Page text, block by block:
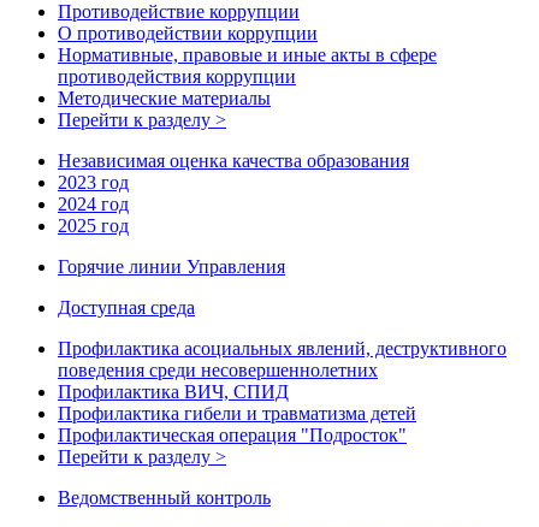
Противодействие коррупции
О противодействии коррупции
Нормативные, правовые и иные акты в сфере
противодействия коррупции
Методические материалы
Перейти к разделу >
Независимая оценка качества образования
2023 год
2024 год
2025 год
Горячие линии Управления
Доступная среда
Профилактика асоциальных явлений, деструктивного
поведения среди несовершеннолетних
Профилактика ВИЧ, СПИД
Профилактика гибели и травматизма детей
Профилактическая операция "Подросток"
Перейти к разделу >
Ведомственный контроль